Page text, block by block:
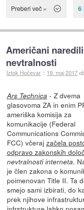
Preberi več » 6
Američani
nevtralnosti
Iztok Hočevar :: 19. maj 2017
Ars Technica - Z dvema
glasovoma ZA in enim
ameriška komisija za
komunikacije (Federal
Communications
FCC) včeraj začela
odpravo zakonskih
nevtralnosti interneta.
je člen zakona o
poimenovan Title II. Ta
smejo sami izbirati, do
prek njihove